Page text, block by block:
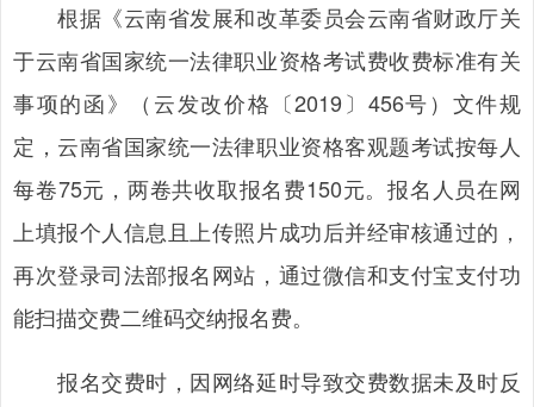
根据《云南省发展和改革委员会云南省财政厅关
于云南省国家统一法律职业资格考试费收费标准有关
事项的函》（云发改价格〔2019〕456号）文件规
定，云南省国家统一法律职业资格客观题考试按每人
每卷75元，两卷共收取报名费150元。报名人员在网
上填报个人信息且上传照片成功后并经审核通过的，
再次登录司法部报名网站，通过微信和支付宝支付功
能扫描交费二维码交纳报名费。
报名交费时，因网络延时导致交费数据未及时反